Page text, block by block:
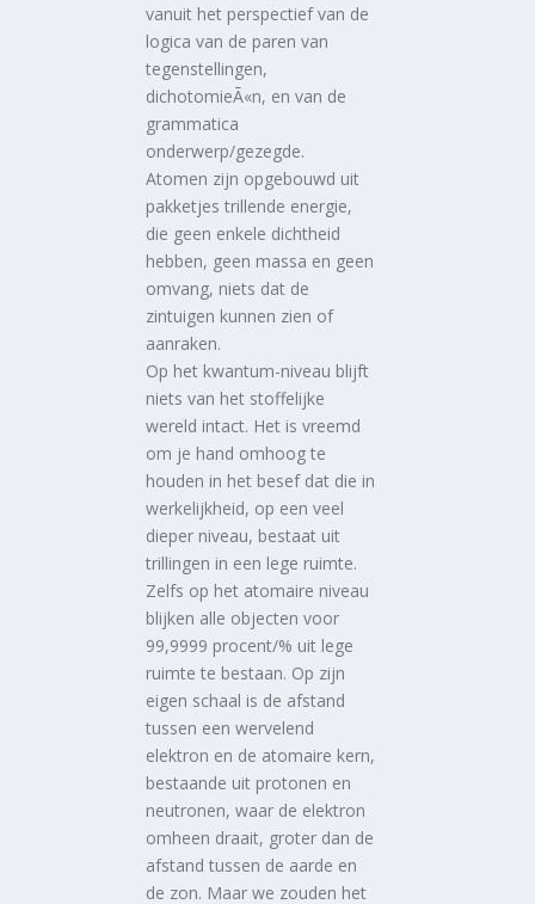
vanuit het perspectief van de
logica van de paren van
tegenstellingen,
dichotomieÃ«n, en van de
grammatica
onderwerp/gezegde.
Atomen zijn opgebouwd uit
pakketjes trillende energie,
die geen enkele dichtheid
hebben, geen massa en geen
omvang, niets dat de
zintuigen kunnen zien of
aanraken.
Op het kwantum-niveau blijft
niets van het stoffelijke
wereld intact. Het is vreemd
om je hand omhoog te
houden in het besef dat die in
werkelijkheid, op een veel
dieper niveau, bestaat uit
trillingen in een lege ruimte.
Zelfs op het atomaire niveau
blijken alle objecten voor
99,9999 procent/% uit lege
ruimte te bestaan. Op zijn
eigen schaal is de afstand
tussen een wervelend
elektron en de atomaire kern,
bestaande uit protonen en
neutronen, waar de elektron
omheen draait, groter dan de
afstand tussen de aarde en
de zon. Maar we zouden het